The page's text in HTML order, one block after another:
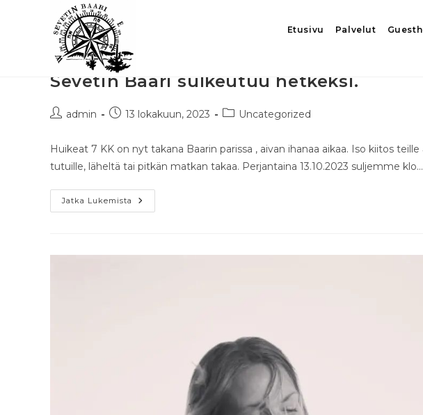
Etusivu Palvelut
Sevetin Baari sulkeutuu hetkeksi.
admin 13 lokakuun, 2023 Uncategorized
Huikeat 7 KK on nyt takana Baarin parissa , aivan ihanaa aikaa. Iso kiitos
tutuille, läheltä tai pitkän matkan takaa. Perjantaina 13.10.2023 suljemme klo…
Jatka Lukemista